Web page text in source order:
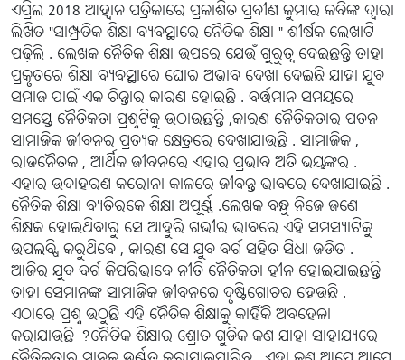
ଏପ୍ରିଲ 2018 ଆହ୍ୱାନ ପତ୍ରିକାରେ ପ୍ରକାଶିତ ପ୍ରବୀଣ କୁମାର କବିଙ୍କ ଦ୍ୱାରା
ଲିଖିତ "ସାମ୍ପ୍ରତିକ ଶିକ୍ଷା ବ୍ୟବସ୍ଥାରେ ନୈତିକ ଶିକ୍ଷା " ଶୀର୍ଷକ ଲେଖାଟି
ପଢ଼ିଲି . ଲେଖକ ନୈତିକ ଶିକ୍ଷା ଉପରେ ଯେଉଁ ଗୁରୁତ୍ୱ ଦେଇଛନ୍ତି ତାହା
ପ୍ରକୃତରେ ଶିକ୍ଷା ବ୍ୟବସ୍ଥାରେ ଘୋର ଅଭାବ ଦେଖା ଦେଇଛି ଯାହା ଯୁବ
ସମାଜ ପାଇଁ ଏକ ଚିନ୍ତାର କାରଣ ହୋଇଛି . ବର୍ତ୍ତମାନ ସମୟରେ
ସମସ୍ତେ ନୈତିକତା ପ୍ରଶ୍ନଟିକୁ ଉଠାଉଛନ୍ତି ,କାରଣ ନୈତିକତାର ପତନ
ସାମାଜିକ ଜୀବନର ପ୍ରତ୍ୟକ କ୍ଷେତ୍ରରେ ଦେଖାଯାଉଛି . ସାମାଜିକ ,
ରାଜନୈତକ , ଆର୍ଥିକ ଜୀବନରେ ଏହାର ପ୍ରଭାବ ଅତି ଭୟଙ୍କର .
ଏହାର ଉଦାହରଣ କରୋନା କାଳରେ ଜୀବନ୍ତ ଭାବରେ ଦେଖାଯାଇଛି .
ନୈତିକ ଶିକ୍ଷା ବ୍ୟତିରକେ ଶିକ୍ଷା ଅପୂର୍ଣ୍ଣ .ଲେଖକ ବନ୍ଧୁ ନିଜେ ଜଣେ
ଶିକ୍ଷକ ହୋଇଥିବାରୁ ସେ ଆହୁରି ଗଭୀର ଭାବରେ ଏହି ସମସ୍ୟାଟିକୁ
ଉପଲବ୍ଧି କରୁଥିବେ , କାରଣ ସେ ଯୁବ ବର୍ଗ ସହିତ ସିଧା ଜଡିତ .
ଆଜିର ଯୁବ ବର୍ଗ କିପରିଭାବେ ନୀତି ନୈତିକତା ହୀନ ହୋଇଯାଇଛନ୍ତି
ତାହା ସେମାନଙ୍କ ସାମାଜିକ ଜୀବନରେ ଦୃଷ୍ଟିଗୋଚର ହେଉଛି .
ଏଠାରେ ପ୍ରଶ୍ନ ଉଠୁଛି ଏହି ନୈତିକ ଶିକ୍ଷାକୁ କାହିଁକି ଅବହେଳା
କରାଯାଉଛି ?ନୈତିକ ଶିକ୍ଷାର ଶ୍ରୋତ ଗୁଡିକ କଣ ଯାହା ସାହାଯ୍ୟରେ